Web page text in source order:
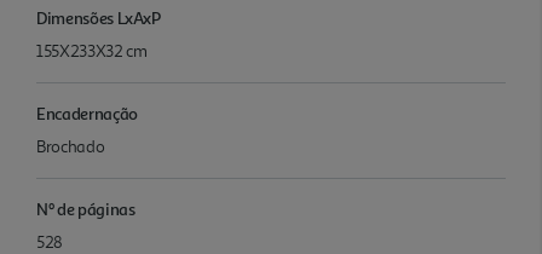
Dimensões LxAxP
155X233X32 cm
Encadernação
Brochado
Nº de páginas
528